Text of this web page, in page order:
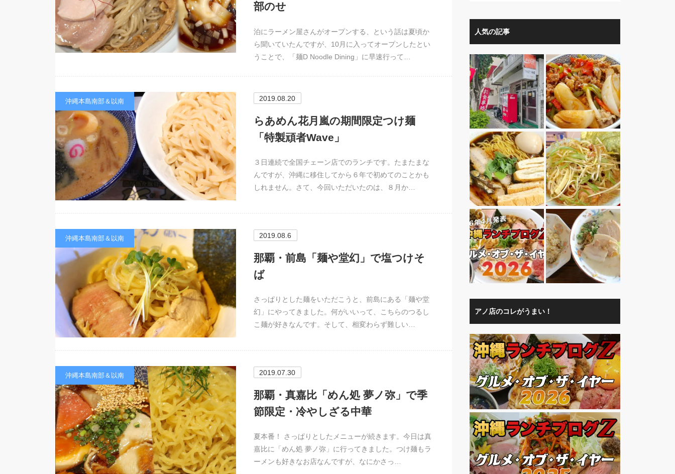
部のせ
泊にラーメン屋さんがオープンする、という話は夏頃か
ら聞いていたんですが、10月に入ってオープンしたとい
うことで、「麺D Noodle Dining」に早速行って…
沖縄本島南部＆以南 2019.08.20
らあめん花月嵐の期間限定つけ麺
「特製頑者Wave」
３日連続で全国チェーン店でのランチです。たまたまな
んですが、沖縄に移住してから６年で初めてのことかも
しれません。さて、今回いただいたのは、８月か…
沖縄本島南部＆以南 2019.08.6
那覇・前島「麺や堂幻」で塩つけそ
ば
さっぱりとした麺をいただこうと、前島にある「麺や堂
幻」にやってきました。何がいいって、こちらのつるし
こ麺が好きなんです。そして、相変わらず難しい…
沖縄本島南部＆以南 2019.07.30
那覇・真嘉比「めん処 夢ノ弥」で季
節限定・冷やしざる中華
夏本番！ さっぱりとしたメニューが続きます。今日は真
嘉比に「めん処 夢ノ弥」に行ってきました。つけ麺もラ
ーメンも好きなお店なんですが、なにかさっ…
人気の記事
アノ店のコレがうまい！